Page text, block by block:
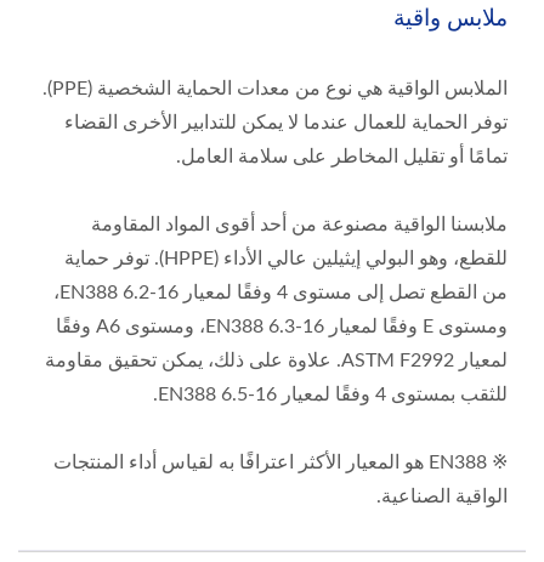
ملابس واقية
الملابس الواقية هي نوع من معدات الحماية الشخصية (PPE).
توفر الحماية للعمال عندما لا يمكن للتدابير الأخرى القضاء
تمامًا أو تقليل المخاطر على سلامة العامل.
ملابسنا الواقية مصنوعة من أحد أقوى المواد المقاومة
للقطع، وهو البولي إيثيلين عالي الأداء (HPPE). توفر حماية
من القطع تصل إلى مستوى 4 وفقًا لمعيار EN388 6.2-16،
ومستوى E وفقًا لمعيار EN388 6.3-16، ومستوى A6 وفقًا
لمعيار ASTM F2992. علاوة على ذلك، يمكن تحقيق مقاومة
للثقب بمستوى 4 وفقًا لمعيار EN388 6.5-16.
※ EN388 هو المعيار الأكثر اعترافًا به لقياس أداء المنتجات
الواقية الصناعية.